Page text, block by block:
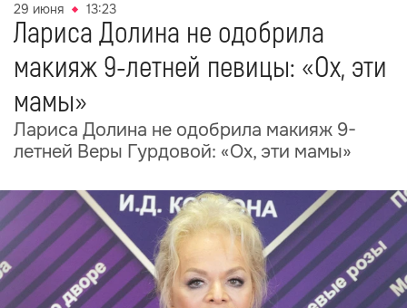
29 июня 13:23
Лариса Долина не одобрила
макияж 9-летней певицы: «Ох, эти
мамы»
Лариса Долина не одобрила макияж 9-
летней Веры Гурдовой: «Ох, эти мамы»